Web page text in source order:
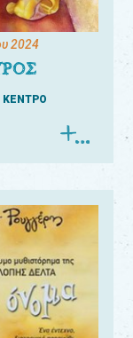
2024
ΚΕΝΤΡΟ